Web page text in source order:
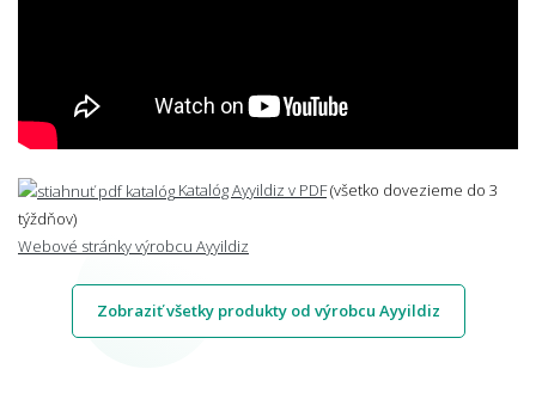
Katalóg Ayyildiz v PDF(všetko dovezieme do 3
týždňov)
Webové stránky výrobcu Ayyildiz
Zobraziť všetky produkty od výrobcu Ayyildiz